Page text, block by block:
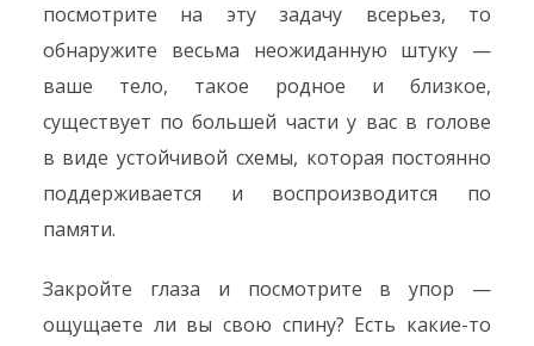
посмотрите на эту задачу всерьез, то
обнаружите весьма неожиданную штуку —
ваше тело, такое родное и близкое,
существует по большей части у вас в голове
в виде устойчивой схемы, которая постоянно
поддерживается и воспроизводится по
памяти.
Закройте глаза и посмотрите в упор —
ощущаете ли вы свою спину? Есть какие-то